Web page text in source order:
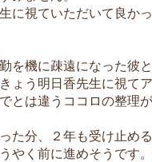
に視ていただいて良か
を機に疎遠になった彼
ょう明日香先生に視て
とは違うココロの整理が
た分、２年も受け止め
やく前に進めそうです